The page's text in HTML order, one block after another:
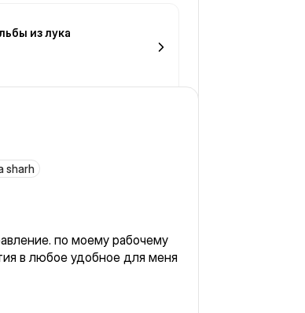
из лука
sharh
по моему рабочему
в любое удобное для меня